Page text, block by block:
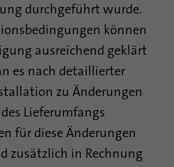
durchgeführt wurde.
können
ausreichend geklärt
es nach detaillierter
zu Änderungen
Lieferumfangs
für diese Änderungen
zusätzlich in Rechnung
ist eine Browserkennung.
Geräte, die auf LinkedIn
identifiziert, um so eine
Verwendung der Plattform